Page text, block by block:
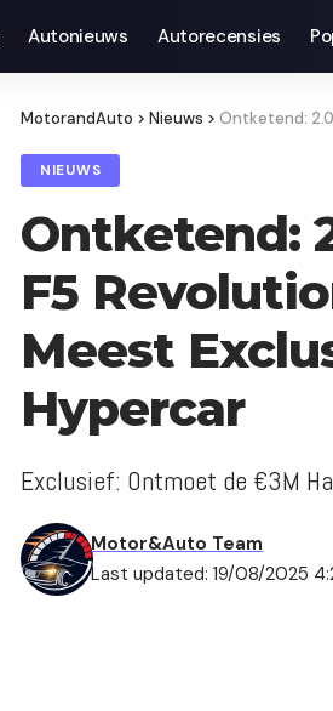
Autonieuws Auto­recensies
MotorandAuto > Nieuws > Ontketend:
NIEUWS
Ontketend:
F5
Meest
Hypercar
Exclusief: Ontmoet de €3M
Last updated: 19/08/2025
Motor&Auto Team